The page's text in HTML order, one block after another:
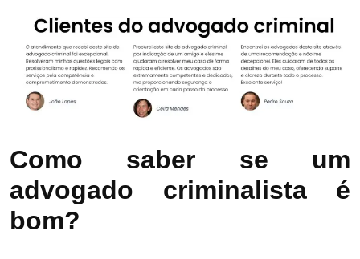
Como saber se um
advogado criminalista é
bom?